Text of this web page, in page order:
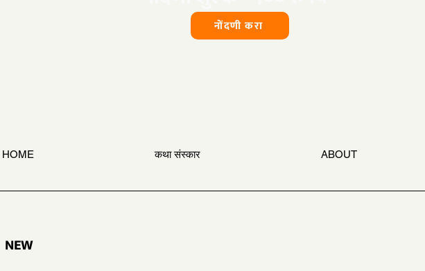
नोंदणी करा
HOME कथा संस्कार ABOUT
NEW